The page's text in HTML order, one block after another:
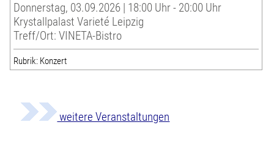
Donnerstag, 03.09.2026 | 18:00 Uhr - 20:00 Uhr
Krystallpalast Varieté Leipzig
Treff/Ort: VINETA-Bistro
Rubrik: Konzert
weitere Veranstaltungen